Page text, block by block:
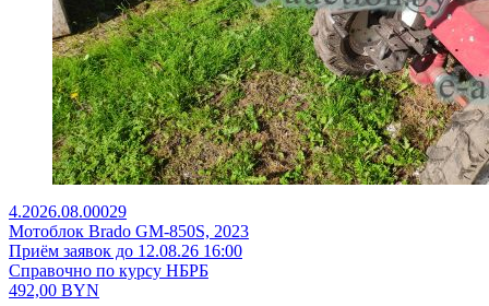
4.2026.08.00029
Мотоблок Brado GM-850S, 2023
Приём заявок до 12.08.26 16:00
Справочно по курсу НБРБ
492,00 BYN